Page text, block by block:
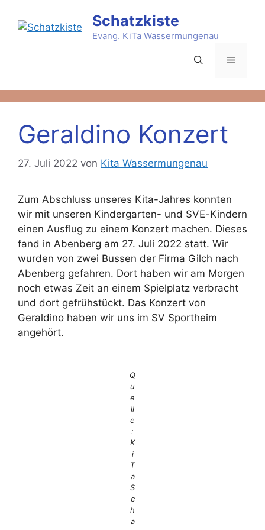
Inhalt
Schatzkiste
Evang. KiTa Wassermungenau
Menü
Geraldino Konzert
27. Juli 2022 von Kita Wassermungenau
Zum Abschluss unseres Kita-Jahres konnten
wir mit unseren Kindergarten- und SVE-Kindern
einen Ausflug zu einem Konzert machen. Dieses
fand in Abenberg am 27. Juli 2022 statt. Wir
wurden von zwei Bussen der Firma Gilch nach
Abenberg gefahren. Dort haben wir am Morgen
noch etwas Zeit an einem Spielplatz verbracht
und dort gefrühstückt. Das Konzert von
Geraldino haben wir uns im SV Sportheim
angehört.
Q
u
e
ll
e
:
K
i
T
a
S
c
h
a